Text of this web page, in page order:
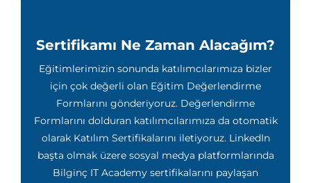
Sertifikamı Ne Zaman Alacağım?
Eğitimlerimizin sonunda katılımcılarımıza bizler
için çok değerli olan Eğitim Değerlendirme
Formlarını gönderiyoruz. Değerlendirme
Formlarını dolduran katılımcılarımıza da otomatik
olarak Katılım Sertifikalarını iletiyoruz. LinkedIn
başta olmak üzere sosyal medya platformlarında
Bilginç IT Academy sertifikalarını paylaşan